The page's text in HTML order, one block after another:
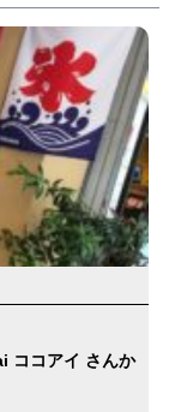
ココアイ さんか